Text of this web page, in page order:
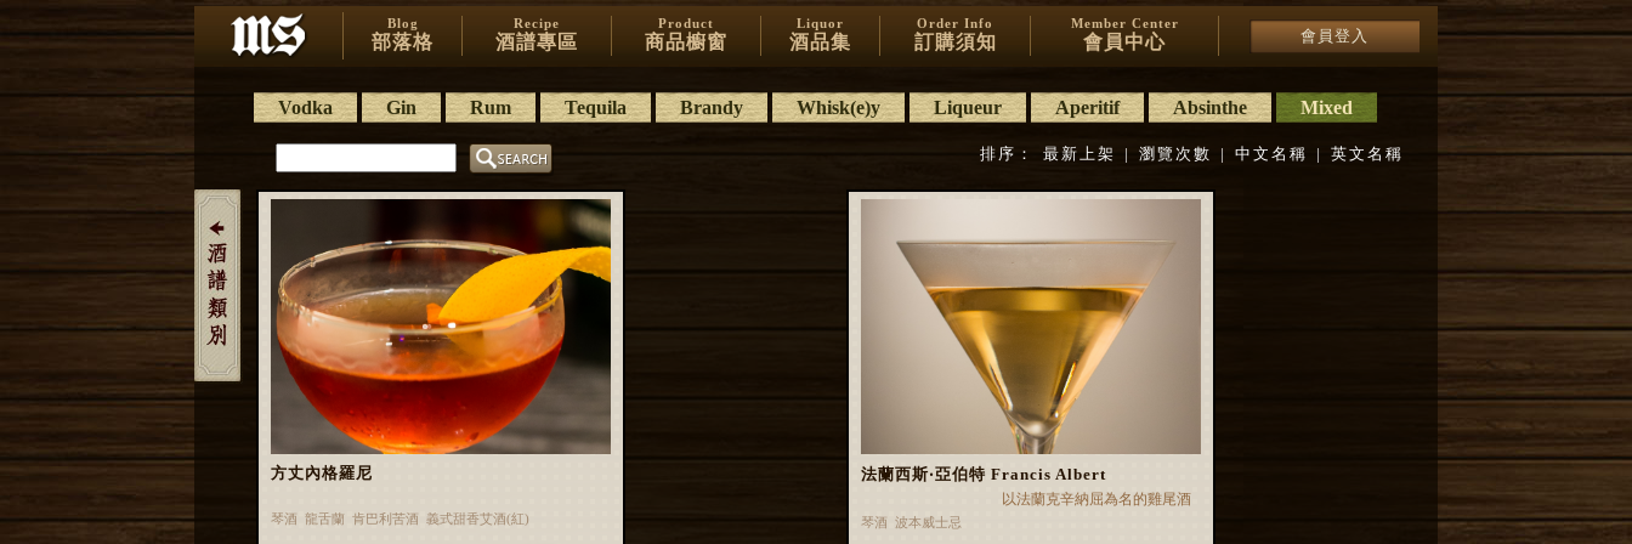
Blog
部落格
Recipe
酒譜專區
Product
商品櫥窗
Liquor
酒品集
Order Info
訂購須知
Member Center
會員中心 會員登入
Vodka Gin Rum Tequila Brandy Whisk(e)y Liqueur Aperitif Absinthe Mixed
排序： 最新上架 | 瀏覽次數 | 中文名稱 | 英文名稱
方丈內格羅尼
琴酒 龍舌蘭 肯巴利苦酒 義式甜香艾酒(紅)
法蘭西斯‧亞伯特 Francis Albert
以法蘭克辛納屈為名的雞尾酒
琴酒 波本威士忌